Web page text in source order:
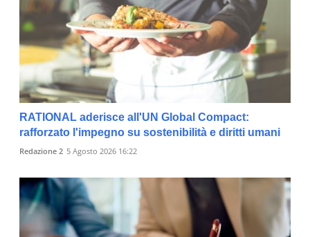
RATIONAL aderisce all'UN Global Compact:
rafforzato l'impegno su sostenibilità e diritti umani
Redazione 2 5 Agosto 2026 16:22